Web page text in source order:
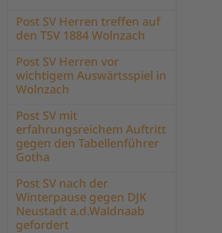
Post SV Herren treffen auf
den TSV 1884 Wolnzach
Post SV Herren vor
wichtigem Auswärtsspiel in
Wolnzach
Post SV mit
erfahrungsreichem Auftritt
gegen den Tabellenführer
Gotha
Post SV nach der
Winterpause gegen DJK
Neustadt a.d.Waldnaab
gefordert